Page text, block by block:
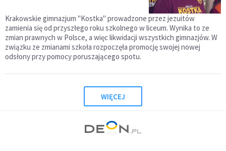
Krakowskie gimnazjum "Kostka" prowadzone przez jezuitów
zamienia się od przyszłego roku szkolnego w liceum. Wynika to ze
zmian prawnych w Polsce, a więc likwidacji wszystkich gimnazjów. W
związku ze zmianami szkoła rozpoczęła promocję swojej nowej
odsłony przy pomocy poruszającego spotu.
WIĘCEJ